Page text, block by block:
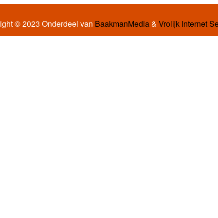
© 2023 Onderdeel van BaakmanMedia& Vrolijk Internet